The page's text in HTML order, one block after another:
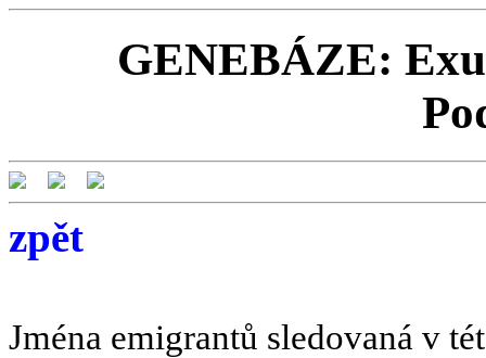
GENEBÁZE:
zpět
Jména emigrantů sledovaná v